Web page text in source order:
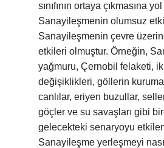
sınıfının ortaya çıkmasına yol
Sanayileşmenin olumsuz
Sanayileşmenin çevre
etkileri olmuştur. Örneğin,
yağmuru, Çernobil felaketi,
değişiklikleri, göllerin
canlılar, eriyen buzullar,
göçler ve su savaşları gibi
gelecekteki senaryoyu
Sanayileşme yerleşmeyi